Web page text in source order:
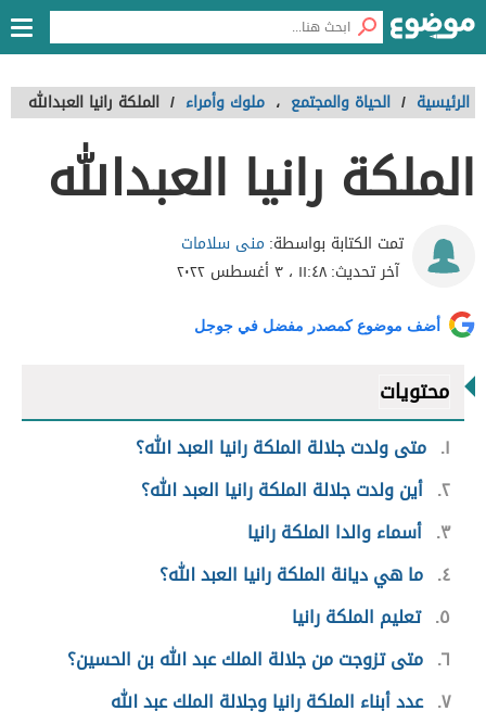
الرئيسية / الحياة والمجتمع ، ملوك وأمراء / الملكة رانيا العبدالله
الملكة رانيا العبدالله
تمت الكتابة بواسطة: منى سلامات
آخر تحديث:١١:٤٨ ، ٣ أغسطس ٢٠٢٢
أضف موضوع كمصدر مفضل في جوجل
محتويات
١ متى ولدت جلالة الملكة رانيا العبد الله؟
٢ أين ولدت جلالة الملكة رانيا العبد الله؟
٣ أسماء والدا الملكة رانيا
٤ ما هي ديانة الملكة رانيا العبد الله؟
٥ تعليم الملكة رانيا
٦ متى تزوجت من جلالة الملك عبد الله بن الحسين؟
٧ عدد أبناء الملكة رانيا وجلالة الملك عبد الله